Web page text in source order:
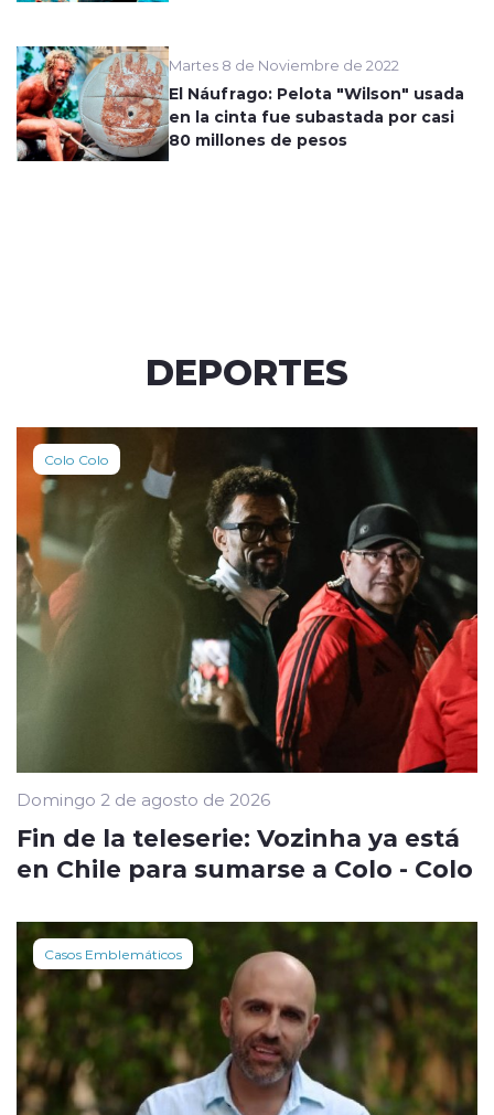
Martes 8 de Noviembre de 2022
El Náufrago: Pelota "Wilson" usada
en la cinta fue subastada por casi
80 millones de pesos
DEPORTES
Colo Colo
Domingo 2 de agosto de 2026
Fin de la teleserie: Vozinha ya está
en Chile para sumarse a Colo - Colo
Casos Emblemáticos